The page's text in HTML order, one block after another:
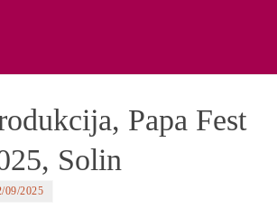
Papa Fest
Solin
09/2025